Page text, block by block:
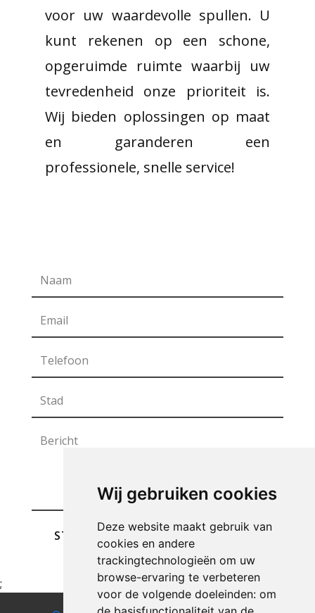
Wij gebruiken cookies
Deze website maakt gebruik van
cookies en andere
trackingtechnologieën om uw
browse-ervaring te verbeteren
voor de volgende doeleinden: om
voor uw waardevolle spullen. U
kunt rekenen op een schone,
opgeruimde ruimte waarbij uw
tevredenheid onze prioriteit is.
Wij bieden oplossingen op maat
en garanderen een
professionele, snelle service!
STUREN
;